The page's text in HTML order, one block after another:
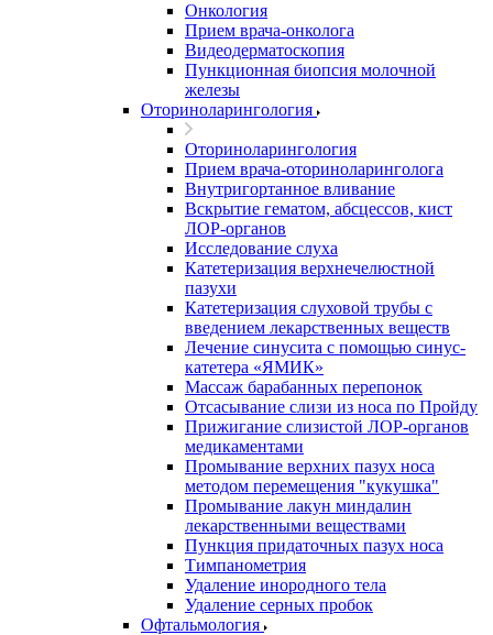
Онкология
Прием врача-онколога
Видеодерматоскопия
Пункционная биопсия молочной
железы
Оториноларингология
Оториноларингология
Прием врача-оториноларинголога
Внутригортанное вливание
Вскрытие гематом, абсцессов, кист
ЛОР-органов
Исследование слуха
Катетеризация верхнечелюстной
пазухи
Катетеризация слуховой трубы с
введением лекарственных веществ
Лечение синусита с помощью синус-
катетера «ЯМИК»
Массаж барабанных перепонок
Отсасывание слизи из носа по Пройду
Прижигание слизистой ЛОР-органов
медикаментами
Промывание верхних пазух носа
методом перемещения "кукушка"
Промывание лакун миндалин
лекарственными веществами
Пункция придаточных пазух носа
Тимпанометрия
Удаление инородного тела
Удаление серных пробок
Офтальмология